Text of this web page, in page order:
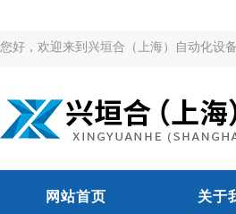
您好，欢迎来到兴垣合（上海）自动化设
网站首页 关于